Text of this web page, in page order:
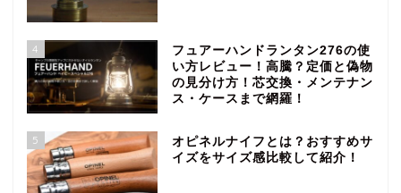
4
フュアーハンドランタン276の使
い方レビュー！高騰？定価と偽物
の見分け方！芯交換・メンテナン
ス・ケースまで網羅！
5
オピネルナイフとは？おすすめサ
イズをサイズ感比較して紹介！